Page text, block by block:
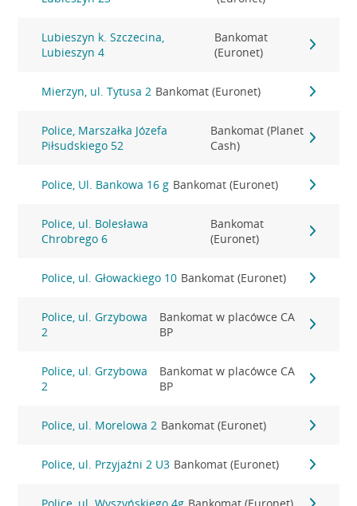
Lubieszyn k. Szczecina,
Lubieszyn 4
Bankomat
(Euronet)
Mierzyn, ul. Tytusa 2 Bankomat (Euronet)
Police, Marszałka Józefa
Piłsudskiego 52
Bankomat (Planet
Cash)
Police, Ul. Bankowa 16 g Bankomat (Euronet)
Police, ul. Bolesława
Chrobrego 6
Bankomat
(Euronet)
Police, ul. Głowackiego 10 Bankomat (Euronet)
Police, ul. Grzybowa
2
Bankomat w placówce CA
BP
Police, ul. Grzybowa
2
Bankomat w placówce CA
BP
Police, ul. Morelowa 2 Bankomat (Euronet)
Police, ul. Przyjaźni 2 U3 Bankomat (Euronet)